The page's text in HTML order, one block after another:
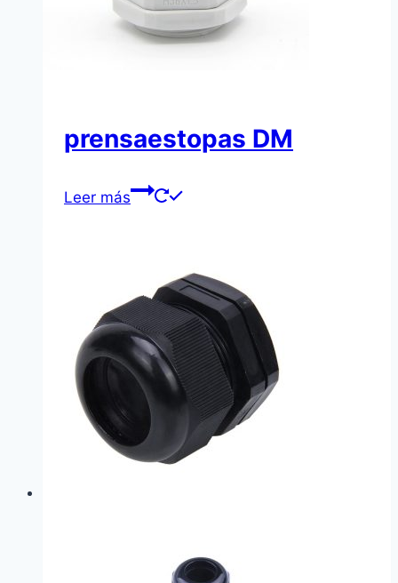
prensaestopas DM
Leer más